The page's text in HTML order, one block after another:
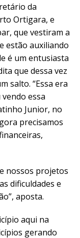
da
Ortigara, e
que vestiram a
estão auxiliando
é um entusiasta
que dessa vez
salto. “Essa era
essa
Junior, no
precisamos
nossos projetos
dificuldades e
aposta.
aqui na
gerando